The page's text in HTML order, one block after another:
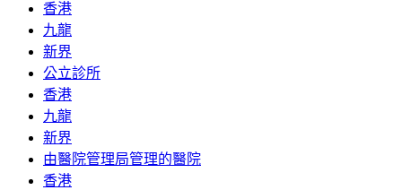
香港
九龍
新界
公立診所
香港
九龍
新界
由醫院管理局管理的醫院
香港